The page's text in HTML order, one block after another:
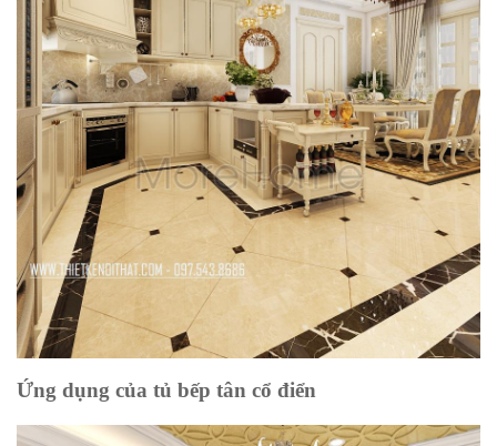
Ứng dụng của tủ bếp tân cổ điển